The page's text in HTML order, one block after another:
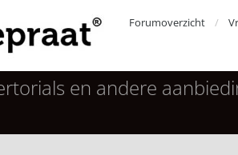
Forumoverzicht
en andere